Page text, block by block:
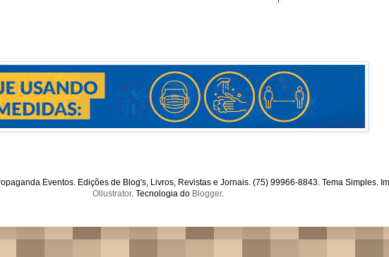
Eventos. Edições de Blog's, Livros, Revistas e Jornais. (75) 99966-8843. Tema Simples.
Ollustrator. Tecnologia do Blogger.